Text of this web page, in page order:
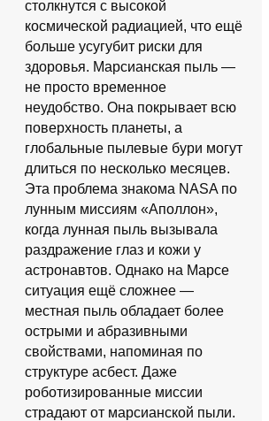
столкнутся с высокой
космической радиацией, что ещё
больше усугубит риски для
здоровья. Марсианская пыль —
не просто временное
неудобство. Она покрывает всю
поверхность планеты, а
глобальные пылевые бури могут
длиться по несколько месяцев.
Эта проблема знакома NASA по
лунным миссиям «Аполлон»,
когда лунная пыль вызывала
раздражение глаз и кожи у
астронавтов. Однако на Марсе
ситуация ещё сложнее —
местная пыль обладает более
острыми и абразивными
свойствами, напоминая по
структуре асбест. Даже
роботизированные миссии
страдают от марсианской пыли.